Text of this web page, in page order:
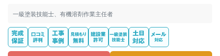
一級塗装技能士、有機溶剤作業主任者